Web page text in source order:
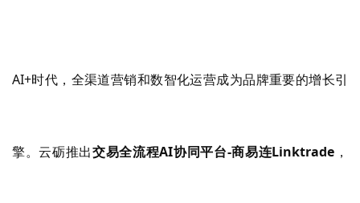
AI+时代，全渠道营销和数智化运营成为品牌重要的增长引
擎。云砺推出交易全流程AI协同平台-商易连Linktrade ，